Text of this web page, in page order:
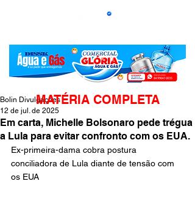
Em carta, Michelle Bolsonaro pede trégua
a Lula para evitar confronto com os EUA.
Bolin Divulgações
12 de jul. de 2025
Ex-primeira-dama cobra postura
conciliadora de Lula diante de tensão com
os EUA
MATÉRIA COMPLETA